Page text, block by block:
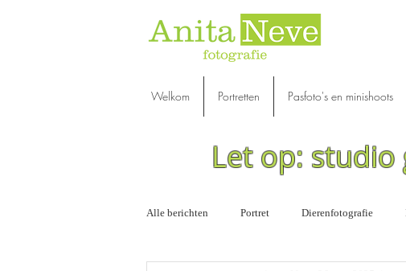
Welkom Portretten Pasfoto's en minishoots
Let op:
Alle berichten Portret Dierenfotografie